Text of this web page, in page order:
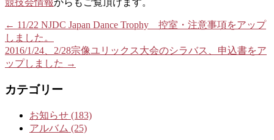
競技会情報からもご覧頂けます。
← 11/22 NJDC Japan Dance Trophy 控室・注意事項をアップ
しました。
2016/1/24、2/28宗像ユリックス大会のシラバス、申込書をア
ップしました →
カテゴリー
お知らせ (183)
アルバム (25)